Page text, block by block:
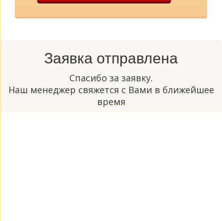
Заявка отправлена
Спасибо за заявку.
Наш менеджер свяжется с Вами в ближейшее
время